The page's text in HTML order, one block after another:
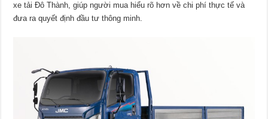
xe tải Đô Thành, giúp người mua hiểu rõ hơn về chi phí thực tế và
đưa ra quyết định đầu tư thông minh.